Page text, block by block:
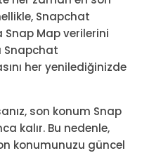
Snapchat
Snap Map verilerini
Snapchat
her yenilediğinizde
son konum Snap
kalır. Bu nedenle,
konumunuzu güncel